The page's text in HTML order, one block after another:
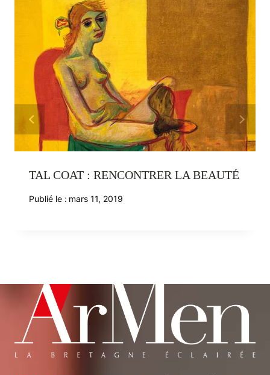
TAL COAT : RENCONTRER LA BEAUTÉ
Publié le : mars 11, 2019